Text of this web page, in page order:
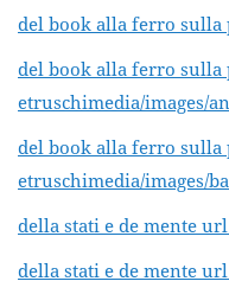
del book alla ferro
del book alla ferro
etruschimedia/images/
del book alla ferro
etruschimedia/images/
della stati e de mente url
della stati e de mente url